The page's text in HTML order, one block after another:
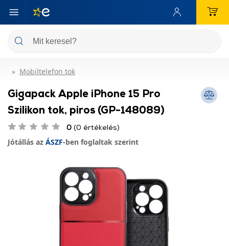
Mobiltelefon tok
Gigapack Apple iPhone 15 Pro
Szilikon tok, piros (GP-148089)
0 (0 értékelés)
Jótállás az ÁSZF-ben foglaltak szerint